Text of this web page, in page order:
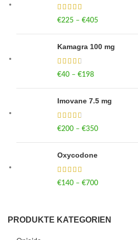
€225 – €405
Kamagra 100 mg
€40 – €198
Imovane 7.5 mg
€200 – €350
Oxycodone
€140 – €700
PRODUKTE KATEGORIEN